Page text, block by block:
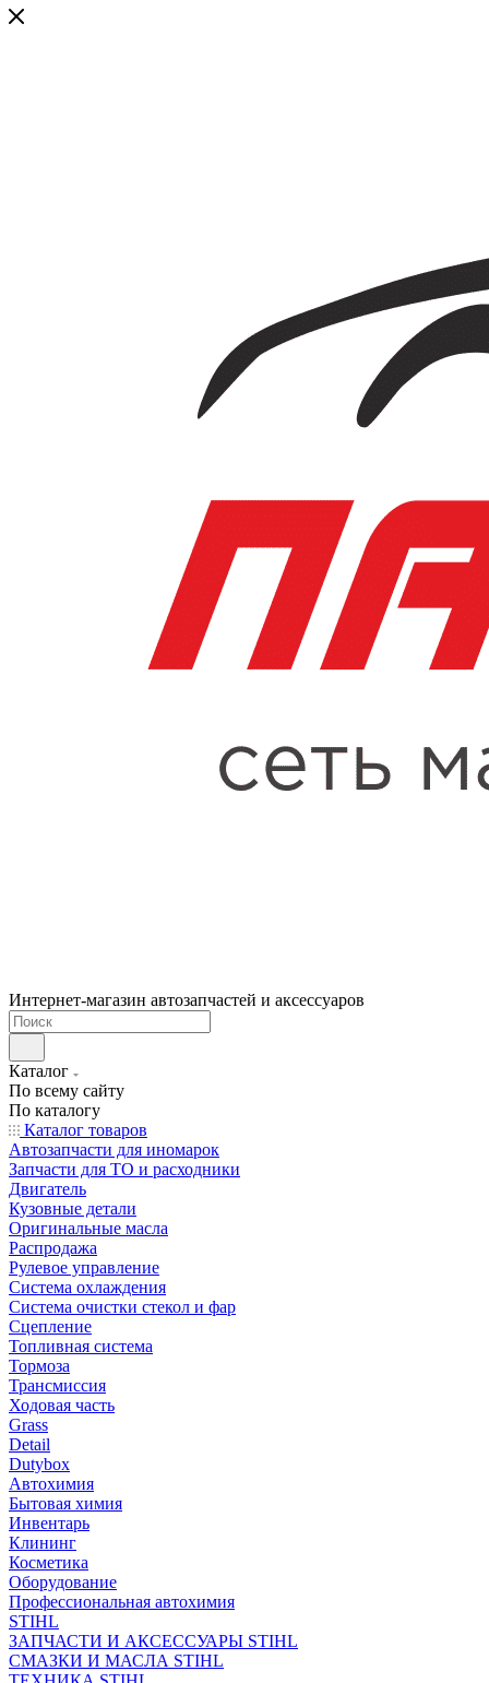
Интернет-магазин автозапчастей и аксессуаров
Каталог
По всему сайту
По каталогу
Каталог товаров
Автозапчасти для иномарок
Запчасти для ТО и расходники
Двигатель
Кузовные детали
Оригинальные масла
Распродажа
Рулевое управление
Система охлаждения
Система очистки стекол и фар
Сцепление
Топливная система
Тормоза
Трансмиссия
Ходовая часть
Grass
Detail
Dutybox
Автохимия
Бытовая химия
Инвентарь
Клининг
Косметика
Оборудование
Профессиональная автохимия
STIHL
ЗАПЧАСТИ И АКСЕССУАРЫ STIHL
СМАЗКИ И МАСЛА STIHL